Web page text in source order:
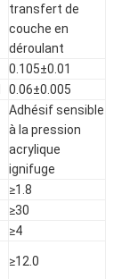
transfert de
couche en
déroulant
0.105±0.01
0.06±0.005
Adhésif sensible
à la pression
acrylique
ignifuge
≥1.8
≥30
≥4
≥12.0